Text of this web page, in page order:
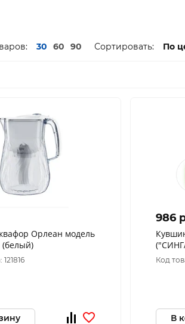
30 60 90 Сортировать: По
Орлеан модель
(белый)
986
Лайт
Код
В